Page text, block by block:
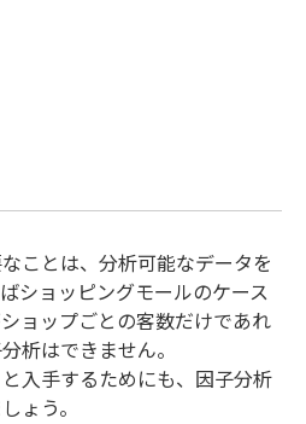
ことは、分析可能なデータを
ショッピングモールのケース
ョップごとの客数だけであれ
析はできません。
入手するためにも、因子分析
ょう。